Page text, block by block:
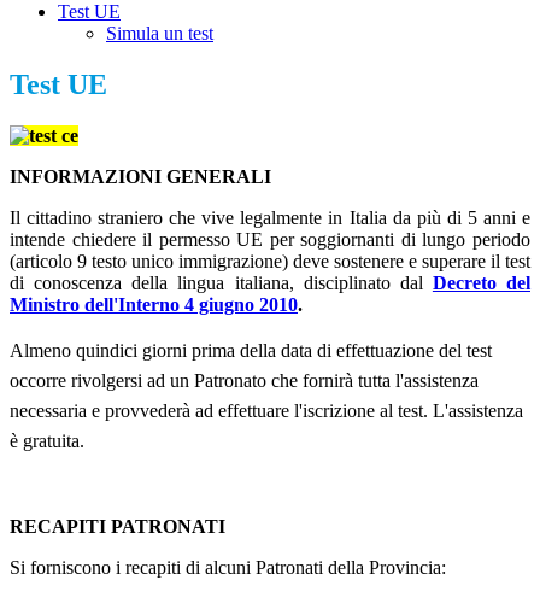
Test UE
Simula un test
Test UE
INFORMAZIONI GENERALI
Il cittadino straniero che vive legalmente in Italia da più di 5 anni e
intende chiedere il permesso UE per soggiornanti di lungo periodo
(articolo 9 testo unico immigrazione) deve sostenere e superare il test
di conoscenza della lingua italiana, disciplinato dal Decreto del
Ministro dell'Interno 4 giugno 2010.
Almeno quindici giorni prima della data di effettuazione del test
occorre rivolgersi ad un Patronato che fornirà tutta l'assistenza
necessaria e provvederà ad effettuare l'iscrizione al test. L'assistenza
è gratuita.
RECAPITI PATRONATI
Si forniscono i recapiti di alcuni Patronati della Provincia: